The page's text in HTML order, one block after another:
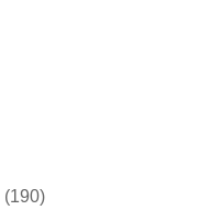
(190)